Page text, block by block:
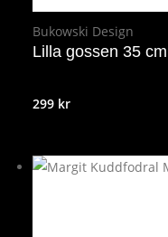
Bukowski Design
Lilla gossen 35 cm
299 kr